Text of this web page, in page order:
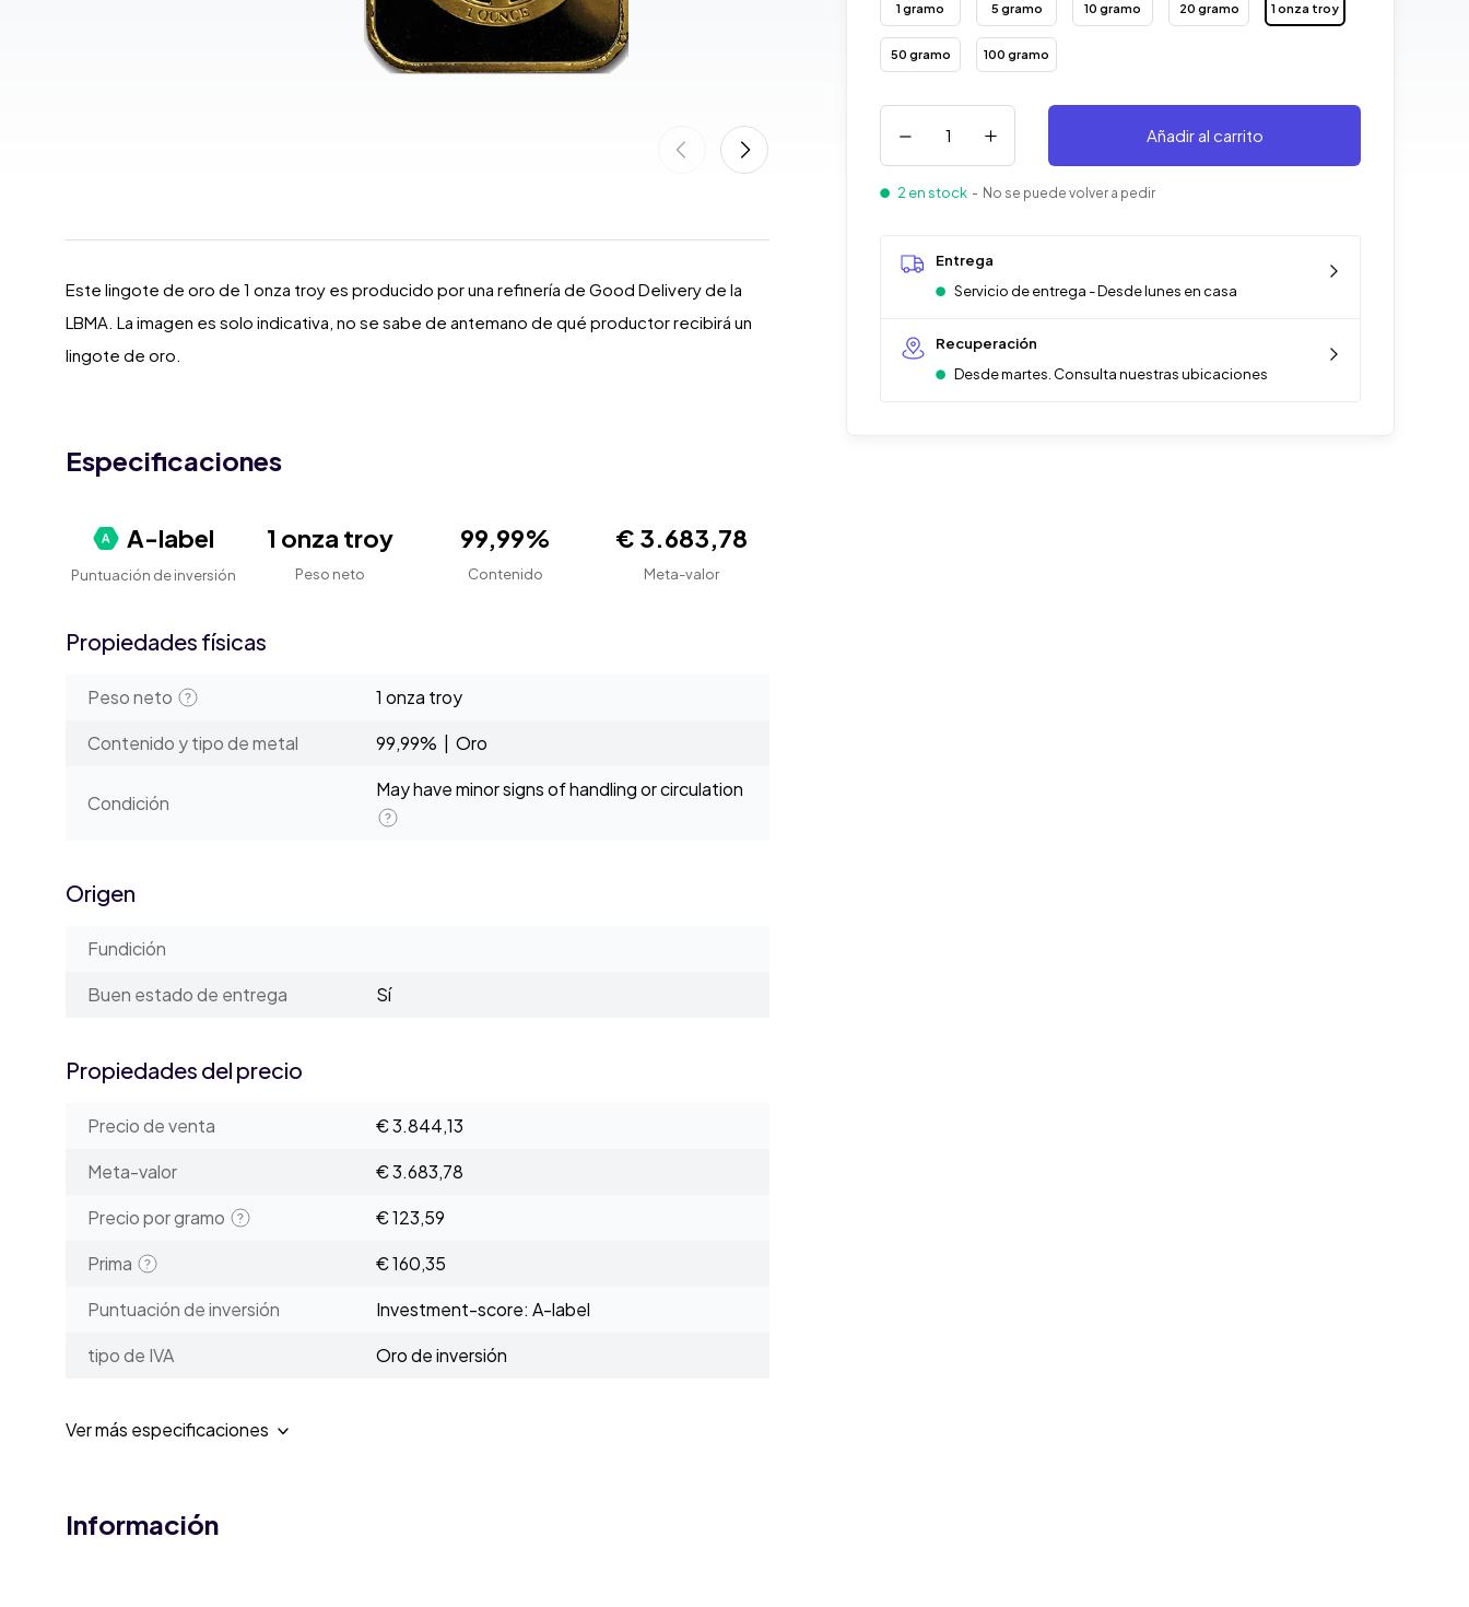
1 gramo 5 gramo 10 gramo 20 gramo 1 onza troy
50 gramo 100 gramo
Añadir al carrito
2 en stock - No se puede volver a pedir
Entrega
Servicio de entrega - Desde lunes en casa
Recuperación
Desde martes. Consulta nuestras ubicaciones
Este lingote de oro de 1 onza troy es producido por una refinería de Good Delivery de la
LBMA. La imagen es solo indicativa, no se sabe de antemano de qué productor recibirá un
lingote de oro.
Especificaciones
A-label
Puntuación de inversión
1 onza troy
Peso neto
99,99%
Contenido
€ 3.683,78
Meta-valor
Propiedades físicas
Peso neto
1 onza troy
Contenido y tipo de metal
99,99% | Oro
Condición
May have minor signs of handling or circulation
Origen
Fundición
Buen estado de entrega
Sí
Propiedades del precio
Precio de venta
€ 3.844,13
Meta-valor
€ 3.683,78
Precio por gramo
€ 123,59
Prima
€ 160,35
Puntuación de inversión
Investment-score: A-label
tipo de IVA
Oro de inversión
Ver más especificaciones
Información